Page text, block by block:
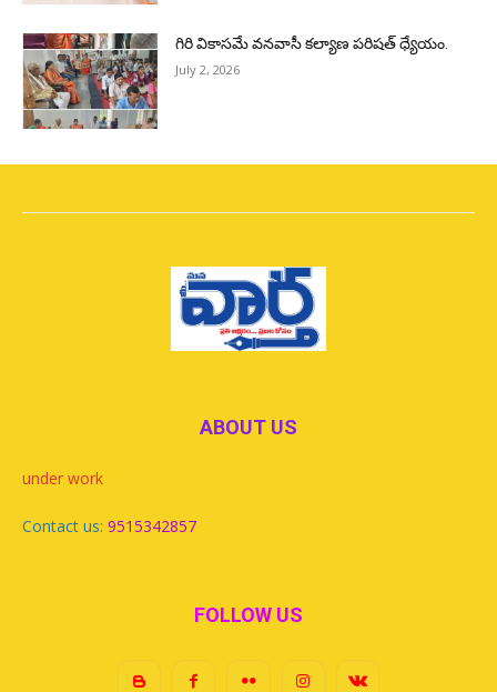
గిరి వికాసమే వనవాసీ కల్యాణ పరిషత్ ధ్యేయం.
July 2, 2026
ABOUT US
under work
Contact us: 9515342857
FOLLOW US